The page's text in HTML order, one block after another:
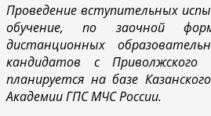
Проведение вступительных
обучение, по заочной
дистанционных
кандидатов с Приволжского
планируется на базе
Академии ГПС МЧС России.